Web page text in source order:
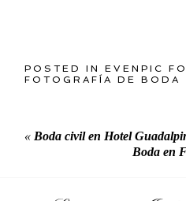
POSTED INEVENPIC
FOTOGRAFÍA DE BODA
« Boda civil en Hotel
Boda en